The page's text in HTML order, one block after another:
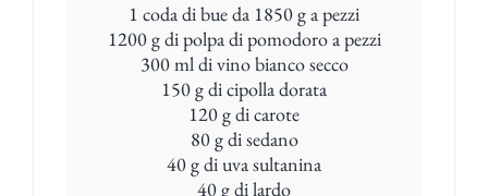
1 coda di bue da 1850 g a pezzi
1200 g di polpa di pomodoro a pezzi
300 ml di vino bianco secco
150 g di cipolla dorata
120 g di carote
80 g di sedano
40 g di uva sultanina
40 g di lardo